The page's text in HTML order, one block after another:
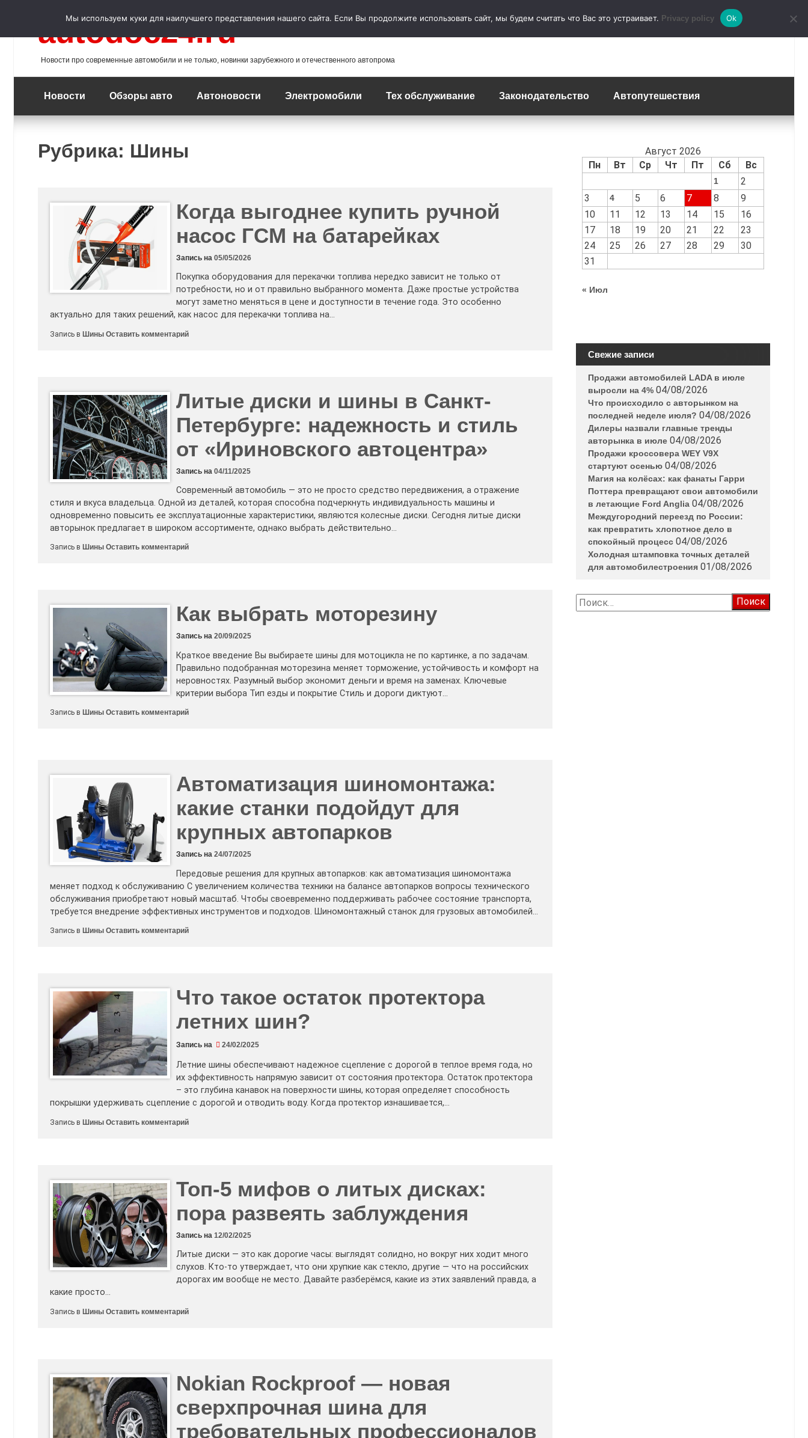
autodoc24.ru
Новости про современные автомобили и не только, новинки зарубежного и отечественного автопрома
Новости Обзоры авто Автоновости Электромобили Тех обслуживание Законодательство Автопутешествия
Рубрика: Шины
Когда выгоднее купить ручной
насос ГСМ на батарейках
Запись на 05/05/2026
Покупка оборудования для перекачки топлива нередко зависит не только от
потребности, но и от правильно выбранного момента. Даже простые устройства
могут заметно меняться в цене и доступности в течение года. Это особенно
актуально для таких решений, как насос для перекачки топлива на…
Запись в Шины Оставить комментарийк
на
батарейках
Литые диски и шины в Санкт-
Петербурге: надежность и стиль
от «Ириновского автоцентра»
Запись на 04/11/2025
Современный автомобиль — это не просто средство передвижения, а отражение
стиля и вкуса владельца. Одной из деталей, которая способна подчеркнуть индивидуальность машины и
одновременно повысить ее эксплуатационные характеристики, являются колесные диски. Сегодня литые диски
авторынок предлагает в широком ассортименте, однако выбрать действительно…
Запись в Шины Оставить комментарийк
Петербурге:
надежность
и
от
автоцентра»
Как выбрать моторезину
Запись на 20/09/2025
Краткое введение Вы выбираете шины для мотоцикла не по картинке, а по задачам.
Правильно подобранная моторезина меняет торможение, устойчивость и комфорт на
неровностях. Разумный выбор экономит деньги и время на заменах. Ключевые
критерии выбора Тип езды и покрытие Стиль и дороги диктуют…
Запись в Шины Оставить комментарийк
Автоматизация шиномонтажа:
какие станки подойдут для
крупных автопарков
Запись на 24/07/2025
Передовые решения для крупных автопарков: как автоматизация шиномонтажа
меняет подход к обслуживанию С увеличением количества техники на балансе автопарков вопросы технического
обслуживания приобретают новый масштаб. Чтобы своевременно поддерживать рабочее состояние транспорта,
требуется внедрение эффективных инструментов и подходов. Шиномонтажный станок для грузовых автомобилей…
Запись в Шины Оставить комментарийк
крупных
автопарков
Что такое остаток протектора
летних шин?
Запись на 24/02/2025
Летние шины обеспечивают надежное сцепление с дорогой в теплое время года, но
их эффективность напрямую зависит от состояния протектора. Остаток протектора
– это глубина канавок на поверхности шины, которая определяет способность
покрышки удерживать сцепление с дорогой и отводить воду. Когда протектор изнашивается,…
Запись в Шины Оставить комментарийк
Топ-5 мифов о литых дисках:
пора развеять заблуждения
Запись на 12/02/2025
Литые диски — это как дорогие часы: выглядят солидно, но вокруг них ходит много
слухов. Кто-то утверждает, что они хрупкие как стекло, другие — что на российских
дорогах им вообще не место. Давайте разберёмся, какие из этих заявлений правда, а
какие просто…
Запись в Шины Оставить комментарийк
заблуждения
Nokian Rockproof — новая
сверхпрочная шина для
требовательных профессионалов
Август 2026
Пн
Вт Ср Чт Пт Сб Вс
1
2
3
4 5 6 7 8
9
10
11 12 13 14 15
16
17
18 19 20 21 22
23
24
25 26 27 28 29
30
31
« Июл
Свежие записи
Продажи автомобилей LADA в июле
выросли на 4% 04/08/2026
Что происходило с авторынком на
последней неделе июля? 04/08/2026
Дилеры назвали главные тренды
авторынка в июле 04/08/2026
Продажи кроссовера WEY V9X
стартуют осенью 04/08/2026
Магия на колёсах: как фанаты Гарри
Поттера превращают свои автомобили
в летающие Ford Anglia 04/08/2026
Междугородний переезд по России:
как превратить хлопотное дело в
спокойный процесс 04/08/2026
Холодная штамповка точных деталей
для автомобилестроения 01/08/2026
Найти:
Мы используем куки для наилучшего представления нашего сайта. Если Вы продолжите использовать сайт, мы будем считать что Вас это устраивает. Privacy policy Ok